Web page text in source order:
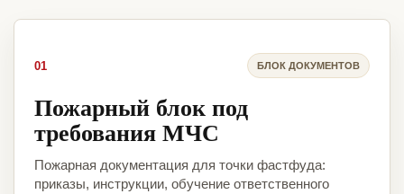
01 БЛОК ДОКУМЕНТОВ
Пожарный блок под
требования МЧС
Пожарная документация для точки фастфуда:
приказы, инструкции, обучение ответственного